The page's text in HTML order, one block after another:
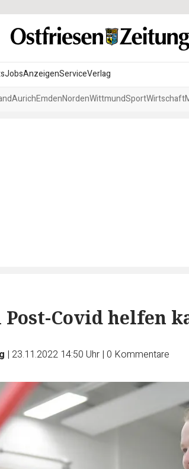
JobsAnzeigenServiceVerlag
AurichEmdenNordenWittmundSportWirtschaft
Covid helfen
| 23.11.2022 14:50 Uhr | 0 Kommentare